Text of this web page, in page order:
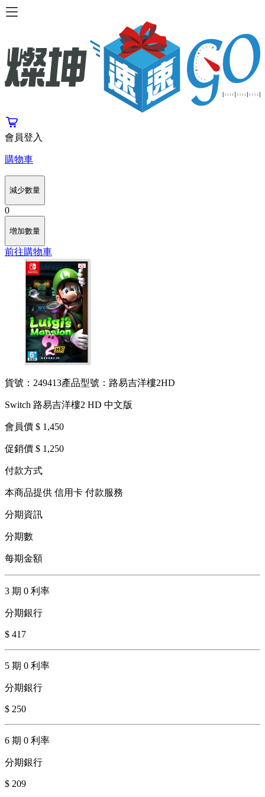
會員登入
購物車
減少數量
0
增加數量
前往購物車
貨號：249413產品型號：路易吉洋樓2HD
Switch 路易吉洋樓2 HD 中文版
會員價 $ 1,450
促銷價 $ 1,250
付款方式
本商品提供 信用卡 付款服務
分期資訊
分期數
每期金額
3 期 0 利率
分期銀行
$ 417
5 期 0 利率
分期銀行
$ 250
6 期 0 利率
分期銀行
$ 209